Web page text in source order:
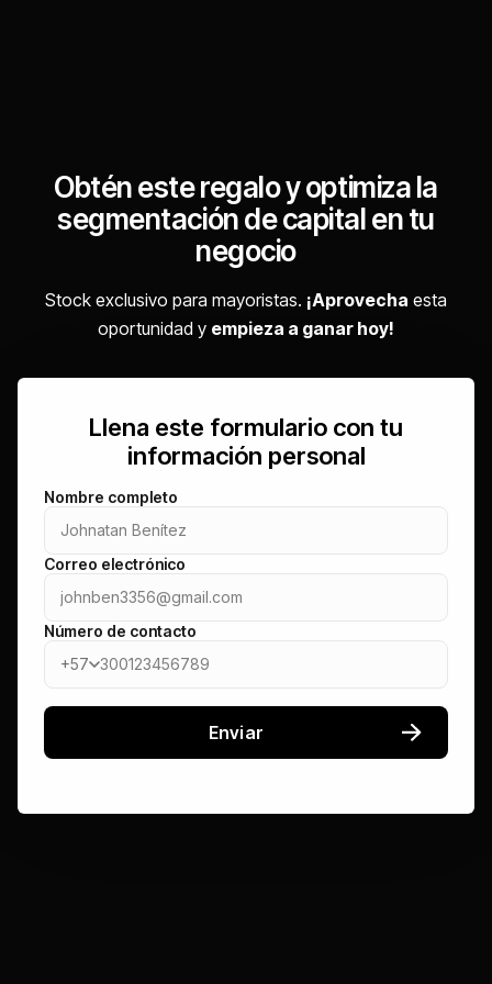
Obtén este regalo y optimiza la
segmentación de capital en tu
negocio
Stock exclusivo para mayoristas. ¡Aprovecha esta
oportunidad y empieza a ganar hoy!
Llena este formulario con tu
información personal
Nombre completo
Correo electrónico
Número de contacto
+57
Enviar